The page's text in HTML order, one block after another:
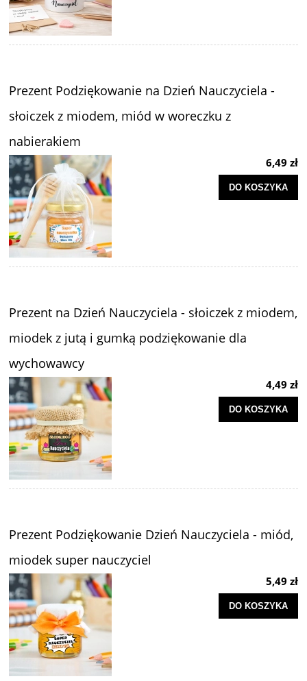
Prezent Podziękowanie na Dzień Nauczyciela -
słoiczek z miodem, miód w woreczku z
nabierakiem
6,49 zł
DO KOSZYKA
Prezent na Dzień Nauczyciela - słoiczek z miodem,
miodek z jutą i gumką podziękowanie dla
wychowawcy
4,49 zł
DO KOSZYKA
Prezent Podziękowanie Dzień Nauczyciela - miód,
miodek super nauczyciel
5,49 zł
DO KOSZYKA